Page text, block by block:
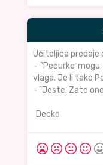
Učiteljica predaje
- "Pečurke mogu
vlaga. Je li tako
- "Jeste. Zato
Decko